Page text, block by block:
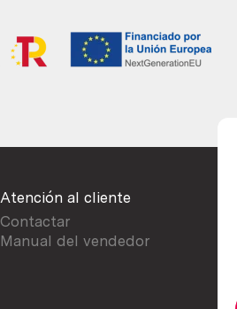
Atención al cliente
Contactar
Manual del vendedor